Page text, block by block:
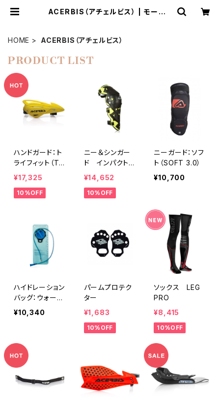
ACERBIS（アチェルビス） | モータリ
HOME ACERBIS（アチェルビス）
PRODUCT LIST
ハンドガード：ト
ライフィット（TR
Y FIT）最後の1
点！！
¥17,325
10%OFF
ニー＆シンガー
ド インパクト・
エボ （IMPAC
T-EVO 3.0）
¥14,652
10%OFF
ニーガード：ソフ
ト（SOFT 3.0）
¥10,700
ハイドレーション
バッグ：ウォータ
ーサトゥ（WATE
R SATUH）ドリ
¥10,340
パームプロテク
ター
¥1,683
10%OFF
ソックス LEG
PRO
¥8,415
10%OFF